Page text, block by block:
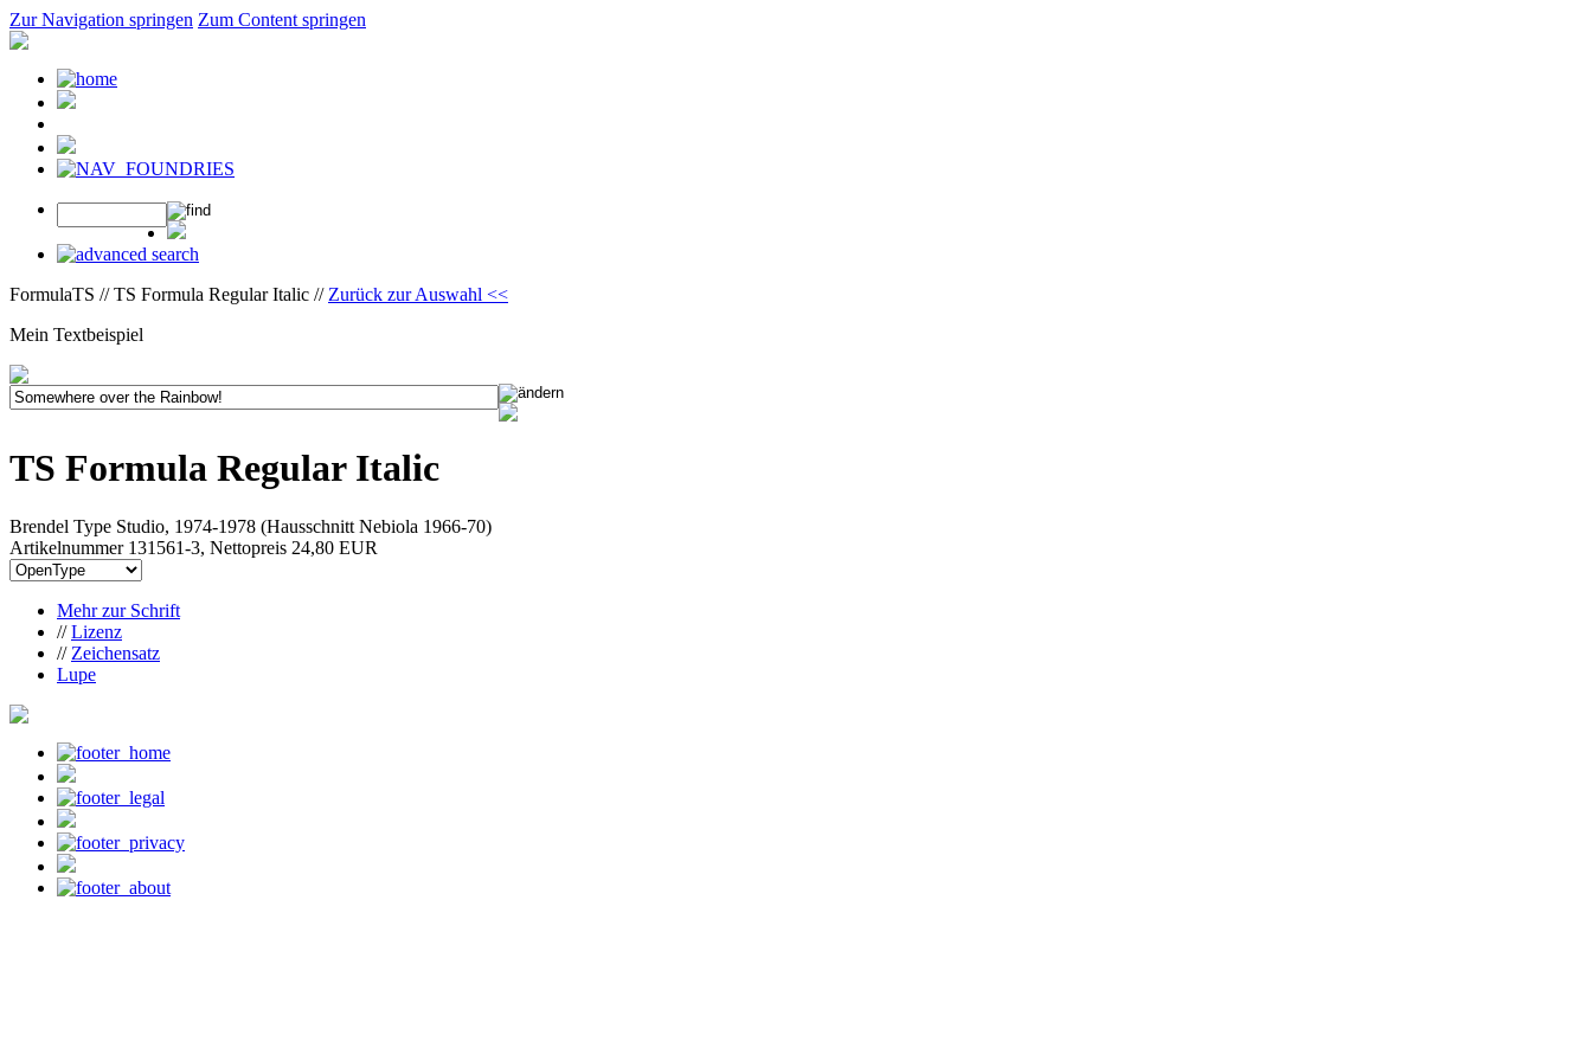
Zur Navigation springen Zum Content springen
FormulaTS // TS Formula Regular Italic // Zurück zur Auswahl <<
Mein Textbeispiel
TS Formula Regular Italic
Brendel Type Studio, 1974-1978 (Hausschnitt Nebiola 1966-70)
Artikelnummer 131561-3, Nettopreis 24,80 EUR
Mehr zur Schrift
//Lizenz
// Zeichensatz
Lupe